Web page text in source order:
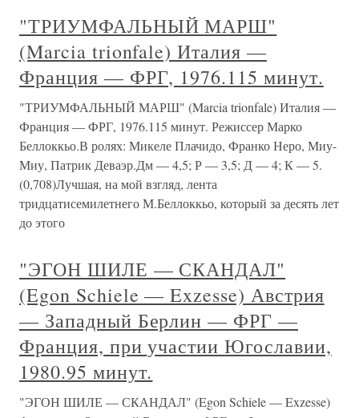
"ТРИУМФАЛЬНЫЙ МАРШ"
(Marcia trionfale) Италия —
Франция — ФРГ, 1976.115 минут.
"ТРИУМФАЛЬНЫЙ МАРШ" (Marcia trionfale) Италия —
Франция — ФРГ, 1976.115 минут. Режиссер Марко
Беллоккьо.В ролях: Микеле Плачидо, Франко Неро, Миу-
Миу, Патрик Деваэр.Дм — 4,5; Р — 3,5; Д — 4; К — 5.
(0,708)Лучшая, на мой взгляд, лента
тридцатисемилетнего М.Беллоккьо, который за десять лет
до этого
"ЭГОН ШИЛЕ — СКАНДАЛ"
(Egon Schiele — Exzesse) Австрия
— Западный Берлин — ФРГ —
Франция, при участии Югославии,
1980.95 минут.
"ЭГОН ШИЛЕ — СКАНДАЛ" (Egon Schiele — Exzesse)